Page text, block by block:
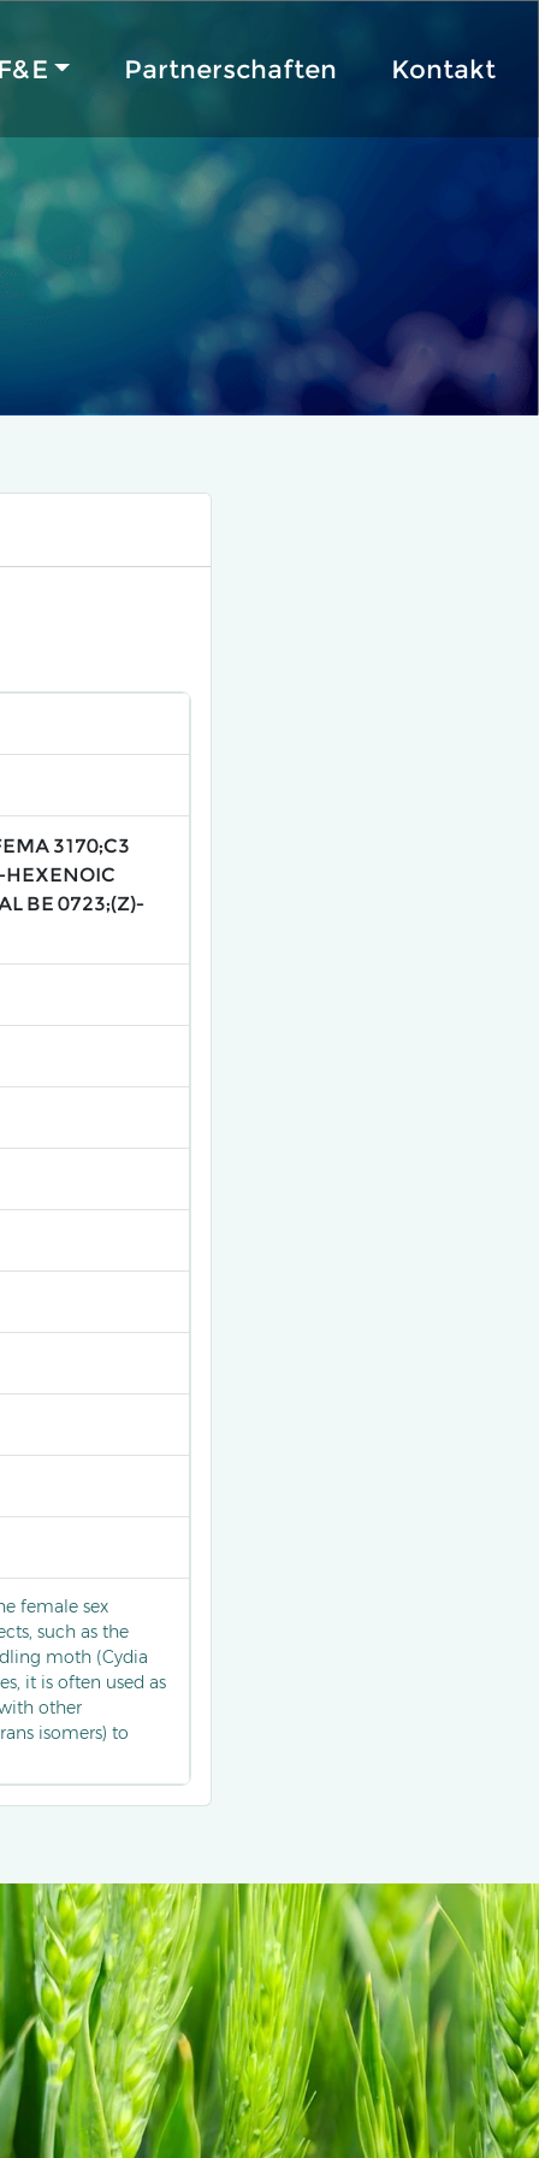
Partnerschaften Kontakt
3170;C3
BE 0723;(Z)-
female sex
such as the
moth (Cydia
it is often used as
other
isomers) to
the use of
pest control.